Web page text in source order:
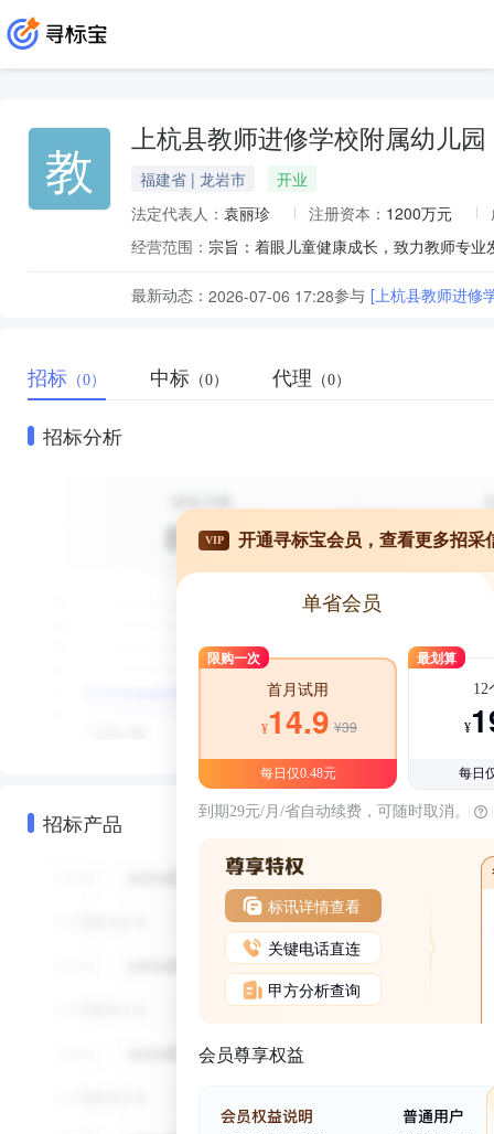
教 上杭县教师进修学校附属幼儿园
福建省 | 龙岩市
开业
法定代表人： 袁丽珍 注册资本： 1200万元
经营范围： 宗旨：着眼儿童健康成长，致力教师专
最新动态： 2026-07-06 17:28参与 [上杭县教师进修
招标 （0） 中标 （0） 代理 （0）
招标分析
招标产品
VIP 开通寻标宝会员，查看更多招采
单省会员
限购一次
首月试用
¥14.9 ¥39
每日仅0.48元
最划算
12
¥
每日
到期29元/月/省自动续费，可随时取消。
标讯详情查看
关键电话直连
甲方分析查询
会员尊享权益